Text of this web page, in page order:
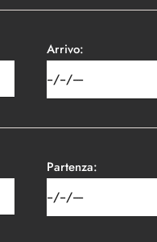
Arrivo:
Partenza: